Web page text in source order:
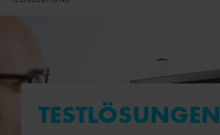
TESTLÖSUNGEN